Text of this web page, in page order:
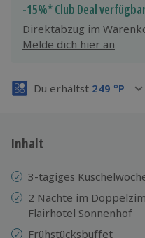
Jeder Gutschein für alle
Maximale Sicherheit
3 Jahre gültig & verlängerbar.
-15%* Club Deal
Direktabzug im
Melde dich hier an
Du erhältst 249 °P
Inhalt
3-tägiges
2 Nächte im
Flairhotel Sonnenhof
Frühstücksbuffet